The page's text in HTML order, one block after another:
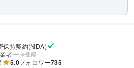
保持契約(NDA)
者
未登録
5.0フォロワー735